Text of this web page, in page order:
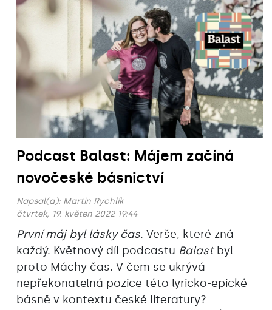
Podcast Balast: Májem začíná
novočeské básnictví
Napsal(a): Martin Rychlík
čtvrtek, 19. květen 2022 19:44
První máj byl lásky čas. Verše, které zná
každý. Květnový díl podcastu Balastbyl
proto Máchy čas. V čem se ukrývá
nepřekonatelná pozice této lyricko-epické
básně v kontextu české literatury?